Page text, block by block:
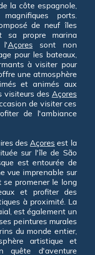
la côte espagnole,
ports.
de neuf îles
sa propre marina
l'Açores sont non
pour les bateaux,
à visiter pour
une atmosphère
et animés aux
visiteurs des Açores
de visiter ces
de l'ambiance
desAçores est la
sur l'île de São
est entourée de
vue imprenable sur
se promener le long
et profiter des
à proximité. La
est également un
peintures murales
du monde entier,
artistique et
quête d'aventure